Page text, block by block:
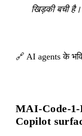
खिड़की बची है।
🔗 AI agents के
MAI-Code-
Copilot